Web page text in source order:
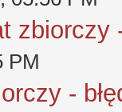
zbiorczy
PM
-